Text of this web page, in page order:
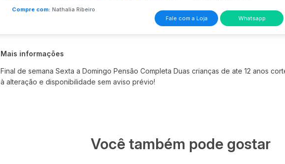
Compre com: Nathalia Ribeiro
Fale com a Loja
Whatsapp
Mais informações
Final de semana Sexta a Domingo Pensão Completa Duas crianças de ate 12 anos
à alteração e disponibilidade sem aviso prévio!
Você também pode gostar